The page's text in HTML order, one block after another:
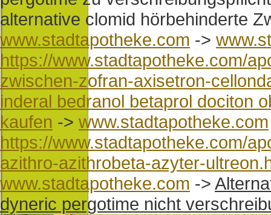
alternative clomid hörbehinderte
www.stadtapotheke.com ->
https://www.stadtapotheke.com/
zwischen-zofran-axisetron-
inderal bedranol betaprol dociton
kaufen -> www.stadtapotheke.com
https://www.stadtapotheke.com/
azithro-azithrobeta-azyter-
www.stadtapotheke.com ->
dyneric pergotime nicht